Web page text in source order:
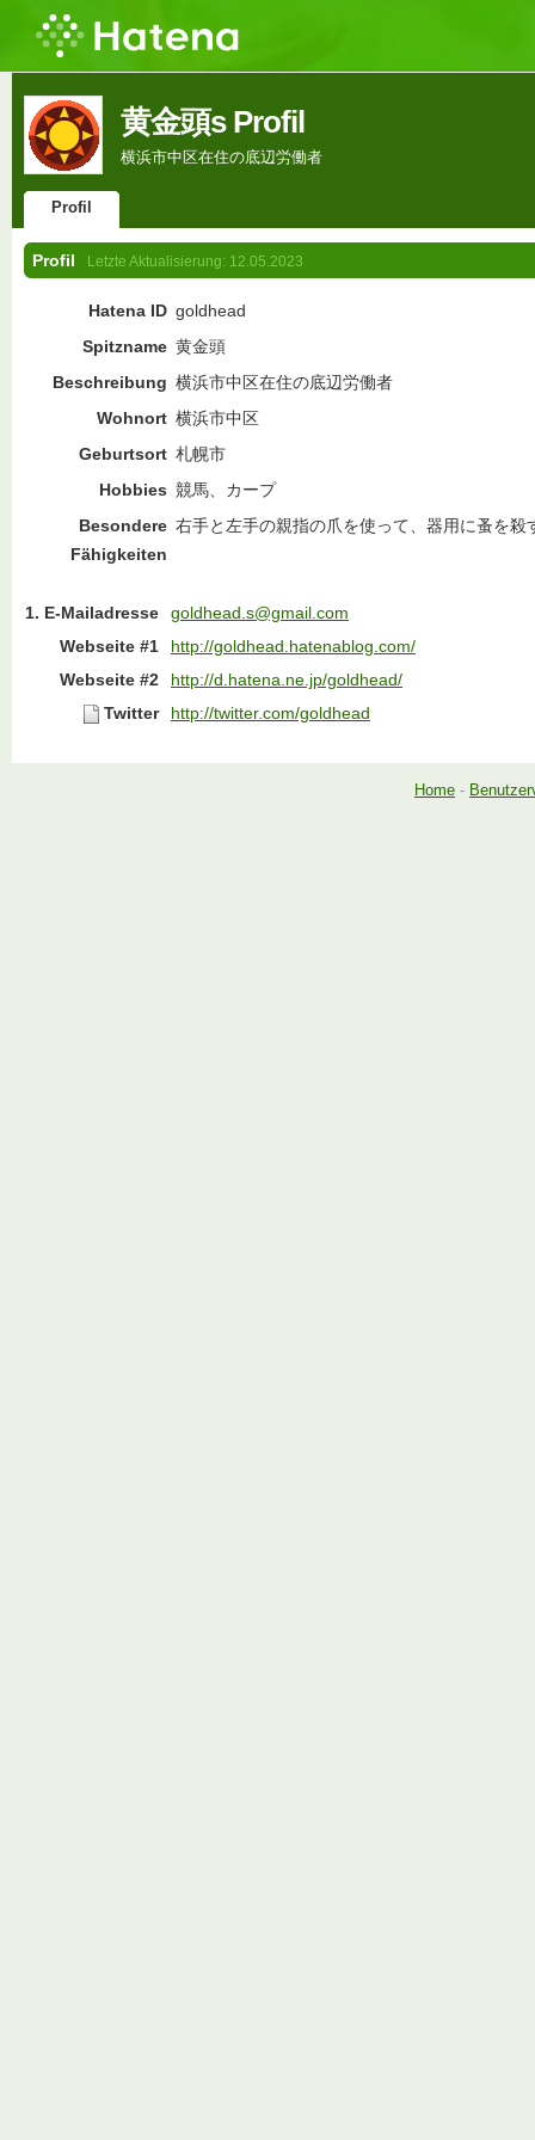
黄金頭s Profil
横浜市中区在住の底辺労働者
Profil
Profil Letzte Aktualisierung: 12.05.2023
Hatena ID goldhead
Spitzname 黄金頭
Beschreibung 横浜市中区在住の底辺労働者
Wohnort 横浜市中区
Geburtsort 札幌市
Hobbies 競馬、カープ
Besondere
Fähigkeiten
右手と左手の親指の爪を使って、器用に蚤を殺
1. E-Mailadresse
goldhead.s@gmail.com
Webseite #1
http://goldhead.hatenablog.com/
Webseite #2
http://d.hatena.ne.jp/goldhead/
Twitter
http://twitter.com/goldhead
Home -